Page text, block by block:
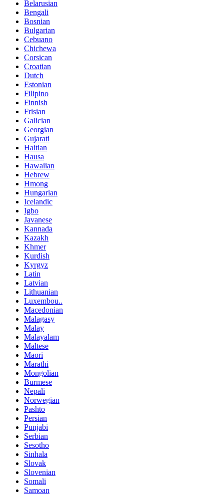
Belarusian
Bengali
Bosnian
Bulgarian
Cebuano
Chichewa
Corsican
Croatian
Dutch
Estonian
Filipino
Finnish
Frisian
Galician
Georgian
Gujarati
Haitian
Hausa
Hawaiian
Hebrew
Hmong
Hungarian
Icelandic
Igbo
Javanese
Kannada
Kazakh
Khmer
Kurdish
Kyrgyz
Latin
Latvian
Lithuanian
Luxembou..
Macedonian
Malagasy
Malay
Malayalam
Maltese
Maori
Marathi
Mongolian
Burmese
Nepali
Norwegian
Pashto
Persian
Punjabi
Serbian
Sesotho
Sinhala
Slovak
Slovenian
Somali
Samoan